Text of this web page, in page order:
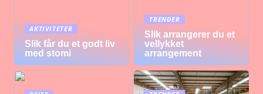
AKTIVITETER
Slik får du et godt liv
med stomi
TRENDER
Slik arrangerer du et
vellykket
arrangement